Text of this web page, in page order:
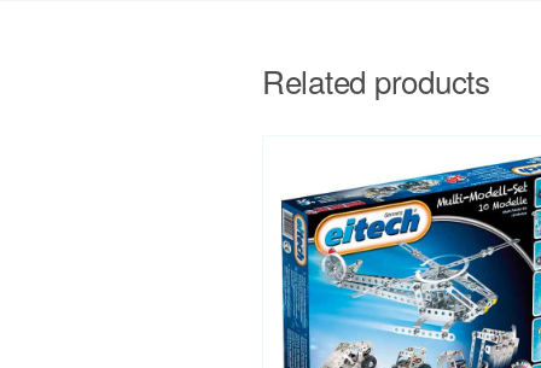
Related products